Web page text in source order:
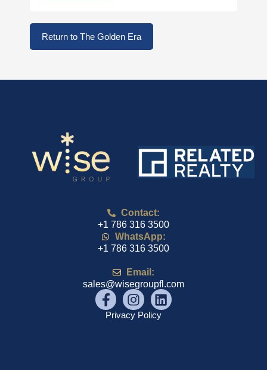
Return to The Golden Era
Contact:
+1 786 316 3500
WhatsApp:
+1 786 316 3500
Email:
sales@wisegroupfl.com
Privacy Policy